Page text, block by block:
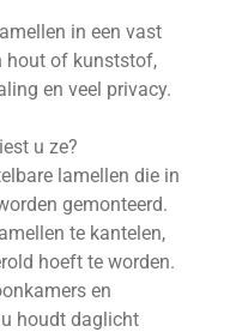
in een vast
hout of kunststof,
en veel privacy.
u ze?
lamellen die in
gemonteerd.
te kantelen,
hoeft te worden.
en
houdt daglicht